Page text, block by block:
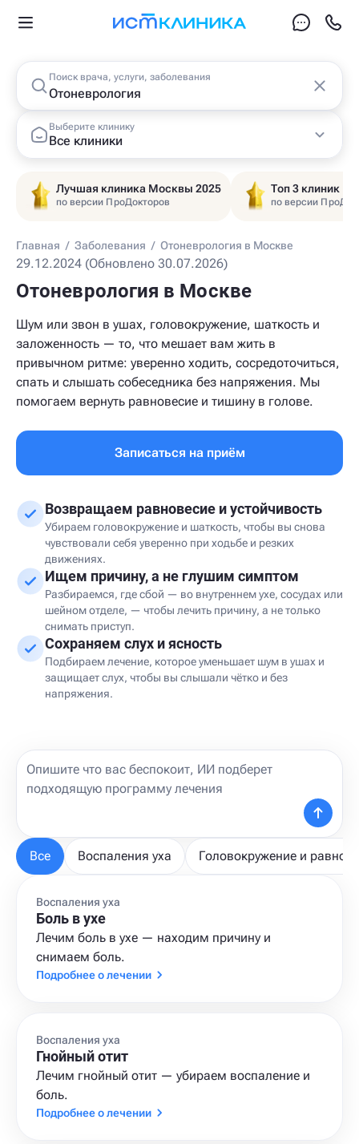
Поиск врача, услуги, заболевания
Выберите клинику
Все клиники
Лучшая клиника Москвы 2025
по версии ПроДокторов
Топ 3 клиник
по версии
Главная / Заболевания / Отоневрология в Москве
29.12.2024 (Обновлено 30.07.2026)
Отоневрология в Москве
Шум или звон в ушах, головокружение, шаткость и
заложенность — то, что мешает вам жить в
привычном ритме: уверенно ходить, сосредоточиться,
спать и слышать собеседника без напряжения. Мы
помогаем вернуть равновесие и тишину в голове.
Записаться на приём
Возвращаем равновесие и устойчивость
Убираем головокружение и шаткость, чтобы вы снова
чувствовали себя уверенно при ходьбе и резких
движениях.
Ищем причину, а не глушим симптом
Разбираемся, где сбой — во внутреннем ухе, сосудах или
шейном отделе, — чтобы лечить причину, а не только
снимать приступ.
Сохраняем слух и ясность
Подбираем лечение, которое уменьшает шум в ушах и
защищает слух, чтобы вы слышали чётко и без
напряжения.
Все Воспаления уха Головокружение и
Воспаления уха
Боль в ухе
Лечим боль в ухе — находим причину и
снимаем боль.
Подробнее о лечении
Воспаления уха
Гнойный отит
Лечим гнойный отит — убираем воспаление и
боль.
Подробнее о лечении